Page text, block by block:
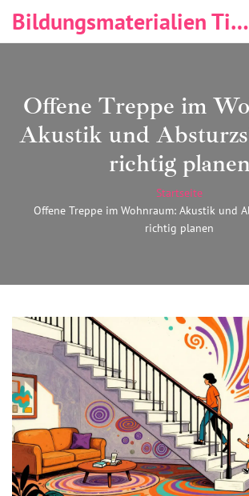
Bildungsmaterialien Tischlerei & Immobilien
Offene Treppe im
Akustik und
richtig planen
Startseite
Offene Treppe im Wohnraum: Akustik und
richtig planen